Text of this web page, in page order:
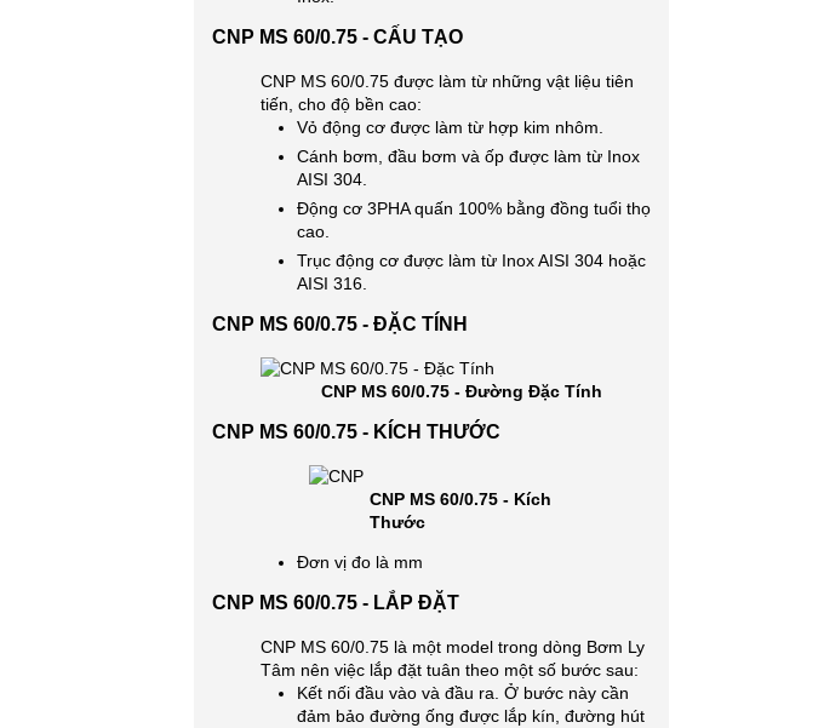
CNP MS 60/0.75 - CẤU TẠO
CNP MS 60/0.75 được làm từ những vật liệu tiên
tiến, cho độ bền cao:
Vỏ động cơ được làm từ hợp kim nhôm.
Cánh bơm, đầu bơm và ốp được làm từ Inox
AISI 304.
Động cơ 3PHA quấn 100% bằng đồng tuổi thọ
cao.
Trục động cơ được làm từ Inox AISI 304 hoặc
AISI 316.
CNP MS 60/0.75 - ĐẶC TÍNH
CNP MS 60/0.75 - Đường Đặc Tính
CNP MS 60/0.75 - KÍCH THƯỚC
CNP MS 60/0.75 - Kích
Thước
Đơn vị đo là mm
CNP MS 60/0.75 - LẮP ĐẶT
CNP MS 60/0.75 là một model trong dòng Bơm Ly
Tâm nên việc lắp đặt tuân theo một số bước sau:
Kết nối đầu vào và đầu ra. Ở bước này cần
đảm bảo đường ống được lắp kín, đường hút